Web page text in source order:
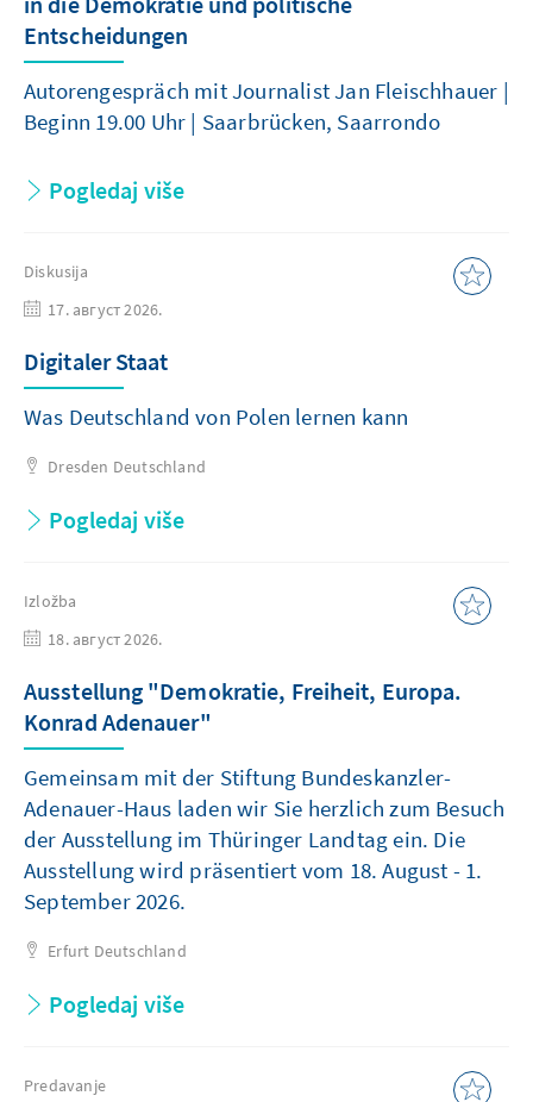
Entscheidungen
Autorengespräch mit Journalist Jan Fleischhauer |
Beginn 19.00 Uhr | Saarbrücken, Saarrondo
Pogledaj više
Diskusija
17. август 2026.
Digitaler Staat
Was Deutschland von Polen lernen kann
Dresden Deutschland
Pogledaj više
Izložba
18. август 2026.
Ausstellung "Demokratie, Freiheit, Europa.
Konrad Adenauer"
Gemeinsam mit der Stiftung Bundeskanzler-
Adenauer-Haus laden wir Sie herzlich zum Besuch
der Ausstellung im Thüringer Landtag ein. Die
Ausstellung wird präsentiert vom 18. August - 1.
September 2026.
Erfurt Deutschland
Pogledaj više
Predavanje